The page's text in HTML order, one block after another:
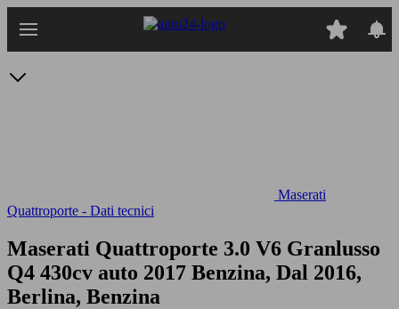
Maserati
Quattroporte - Dati tecnici
Maserati Quattroporte 3.0 V6 Granlusso
Q4 430cv auto 2017 Benzina, Dal 2016,
Berlina, Benzina